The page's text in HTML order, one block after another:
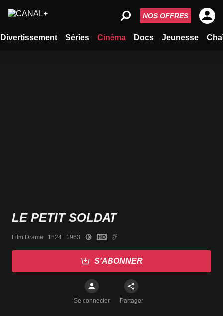
Divertissement Séries Cinéma Docs Jeunesse
NOS OFFRES
LE PETIT SOLDAT
Film Drame   1h24   1963
S'ABONNER
Se connecter Partager